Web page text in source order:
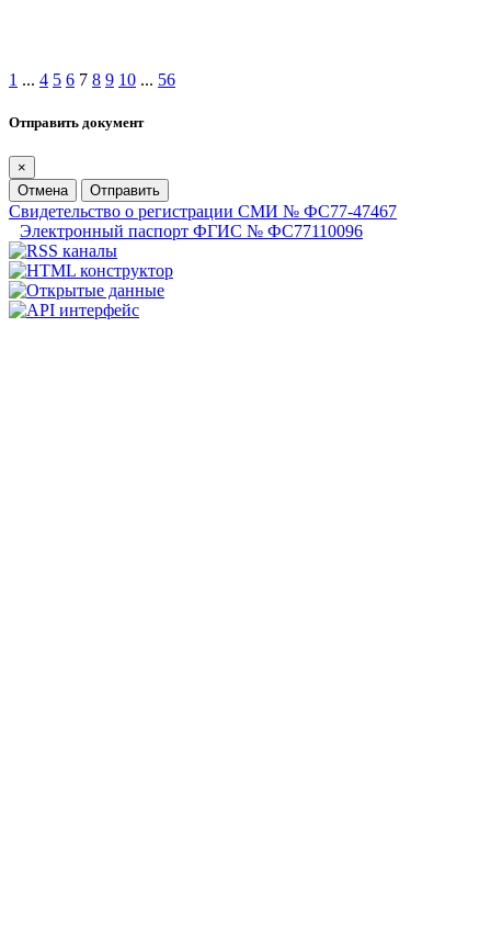
1 ... 4 5 6 7 8 9 10 ... 56
Отправить документ
×
Отмена
Отправить
Свидетельство о регистрации СМИ № ФС77-47467
Электронный паспорт ФГИС № ФС77110096